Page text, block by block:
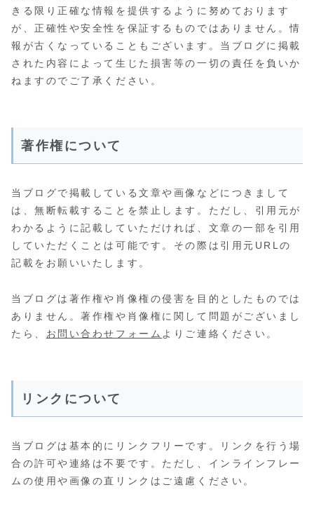
きる限り正確な情報を提供するように努めております
が、正確性や安全性を保証するものではありません。情
報が古くなっていることもございます。当ブログに掲載
された内容によって生じた損害等の一切の責任を負いか
ねますのでご了承ください。
著作権について
当ブログで掲載している文章や画像などにつきまして
は、無断転載することを禁止します。ただし、引用元が
わかるように記載していただければ、文章の一部を引用
していただくことは可能です。その際は引用元URLの
記載をお願いいたします。
当ブログは著作権や肖像権の侵害を目的としたものでは
ありません。著作権や肖像権に関して問題がございまし
たら、 お問い合わせフォーム よりご連絡ください。
リンクについて
当ブログは基本的にリンクフリーです。リンクを行う場
合の許可や連絡は不要です。ただし、インラインフレー
ムの使用や画像の直リンクはご遠慮ください。